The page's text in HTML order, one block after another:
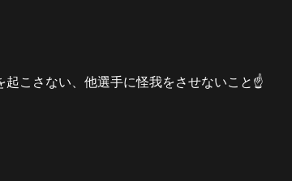
起こさない、他選手に怪我をさせないこと☝️